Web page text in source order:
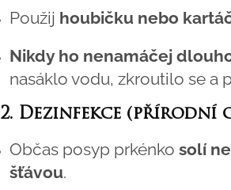
Použij houbičku nebo
Nikdy ho nenamáčej
nasáklo vodu, zkroutilo se a
2. Dezinfekce (přírodní
Občas posyp prkénko solí
šťávou.